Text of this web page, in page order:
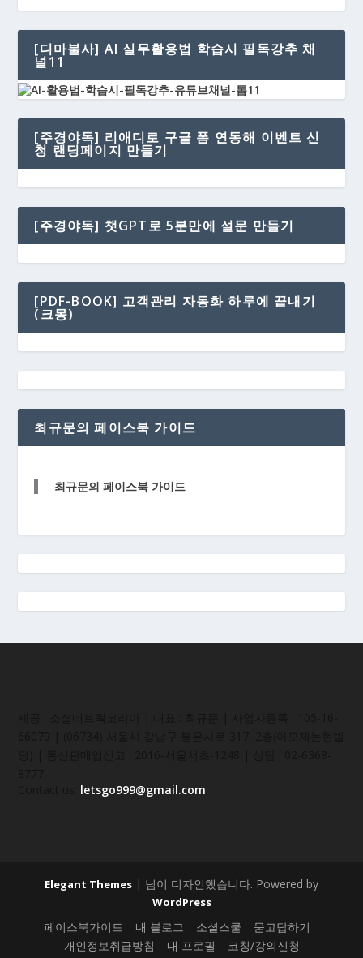
[디마불사] AI 실무활용법 학습시 필독강추 채
널11
[주경야독] 리애디로 구글 폼 연동해 이벤트 신
청 랜딩페이지 만들기
[주경야독] 챗GPT로 5분만에 설문 만들기
[PDF-BOOK] 고객관리 자동화 하루에 끝내기
(크몽)
최규문의 페이스북 가이드
최규문의 페이스북 가이드
letsgo999@gmail.com
Elegant Themes | 님이 디자인했습니다. Powered by
WordPress
페이스북가이드 내 블로그 소셜스쿨
묻고답하기
개인정보취급방침
내 프로필 코칭/강의신청